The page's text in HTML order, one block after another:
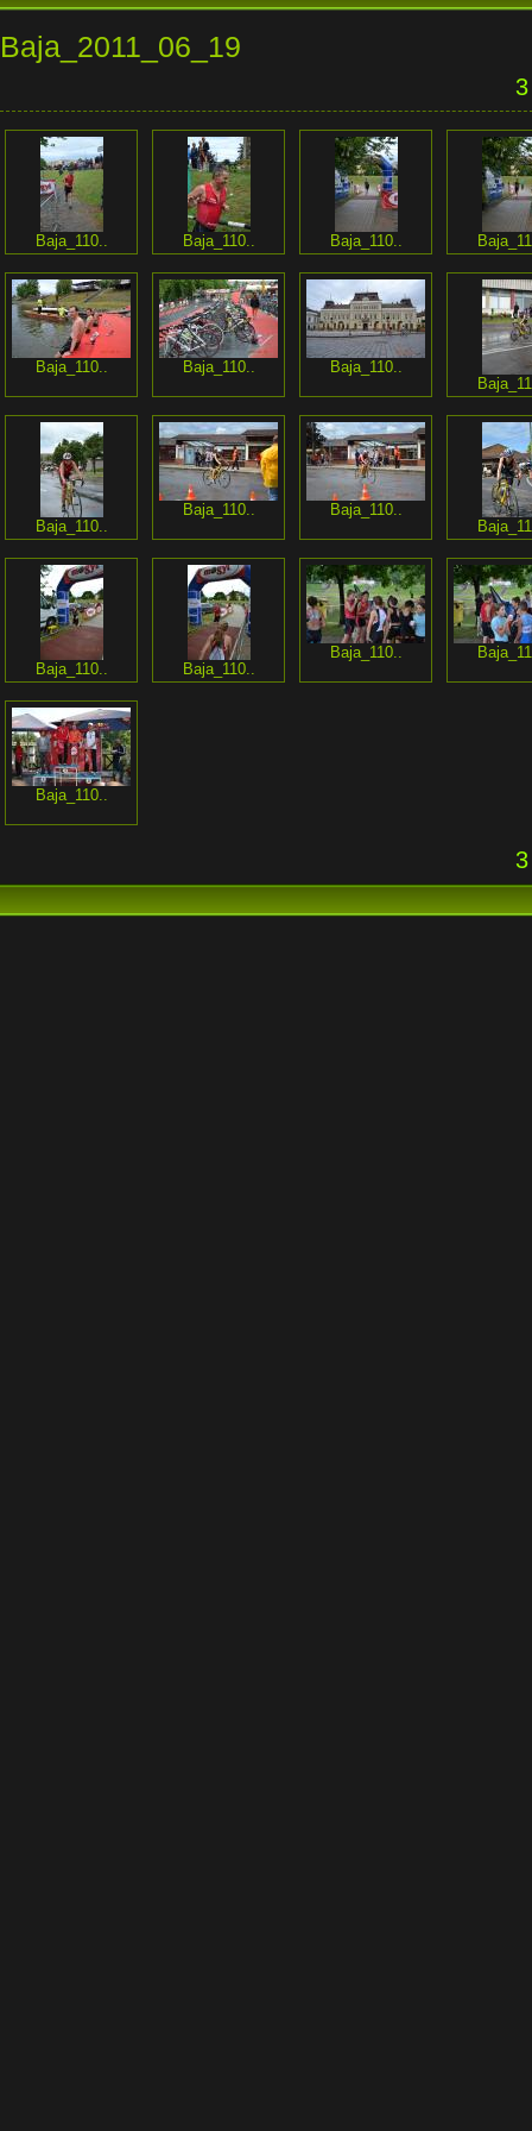
Baja_2011_06_19
Baja_110.. Baja_110.. Baja_110..
Baja_110.. Baja_110..
Baja_110..
Baja_110..
Baja_110..
Baja_110..
Baja_110.. Baja_110..
Baja_110..
Baja_110..